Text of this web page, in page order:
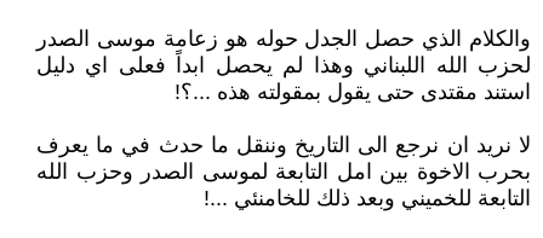
والكلام الذي حصل الجدل حوله هو زعامة موسى الصدر
لحزب الله اللبناني وهذا لم يحصل ابداً فعلى اي دليل
استند مقتدى حتى يقول بمقولته هذه ...؟!
لا نريد ان نرجع الى التاريخ وننقل ما حدث في ما يعرف
بحرب الاخوة بين امل التابعة لموسى الصدر وحزب الله
التابعة للخميني وبعد ذلك للخامنئي ...!